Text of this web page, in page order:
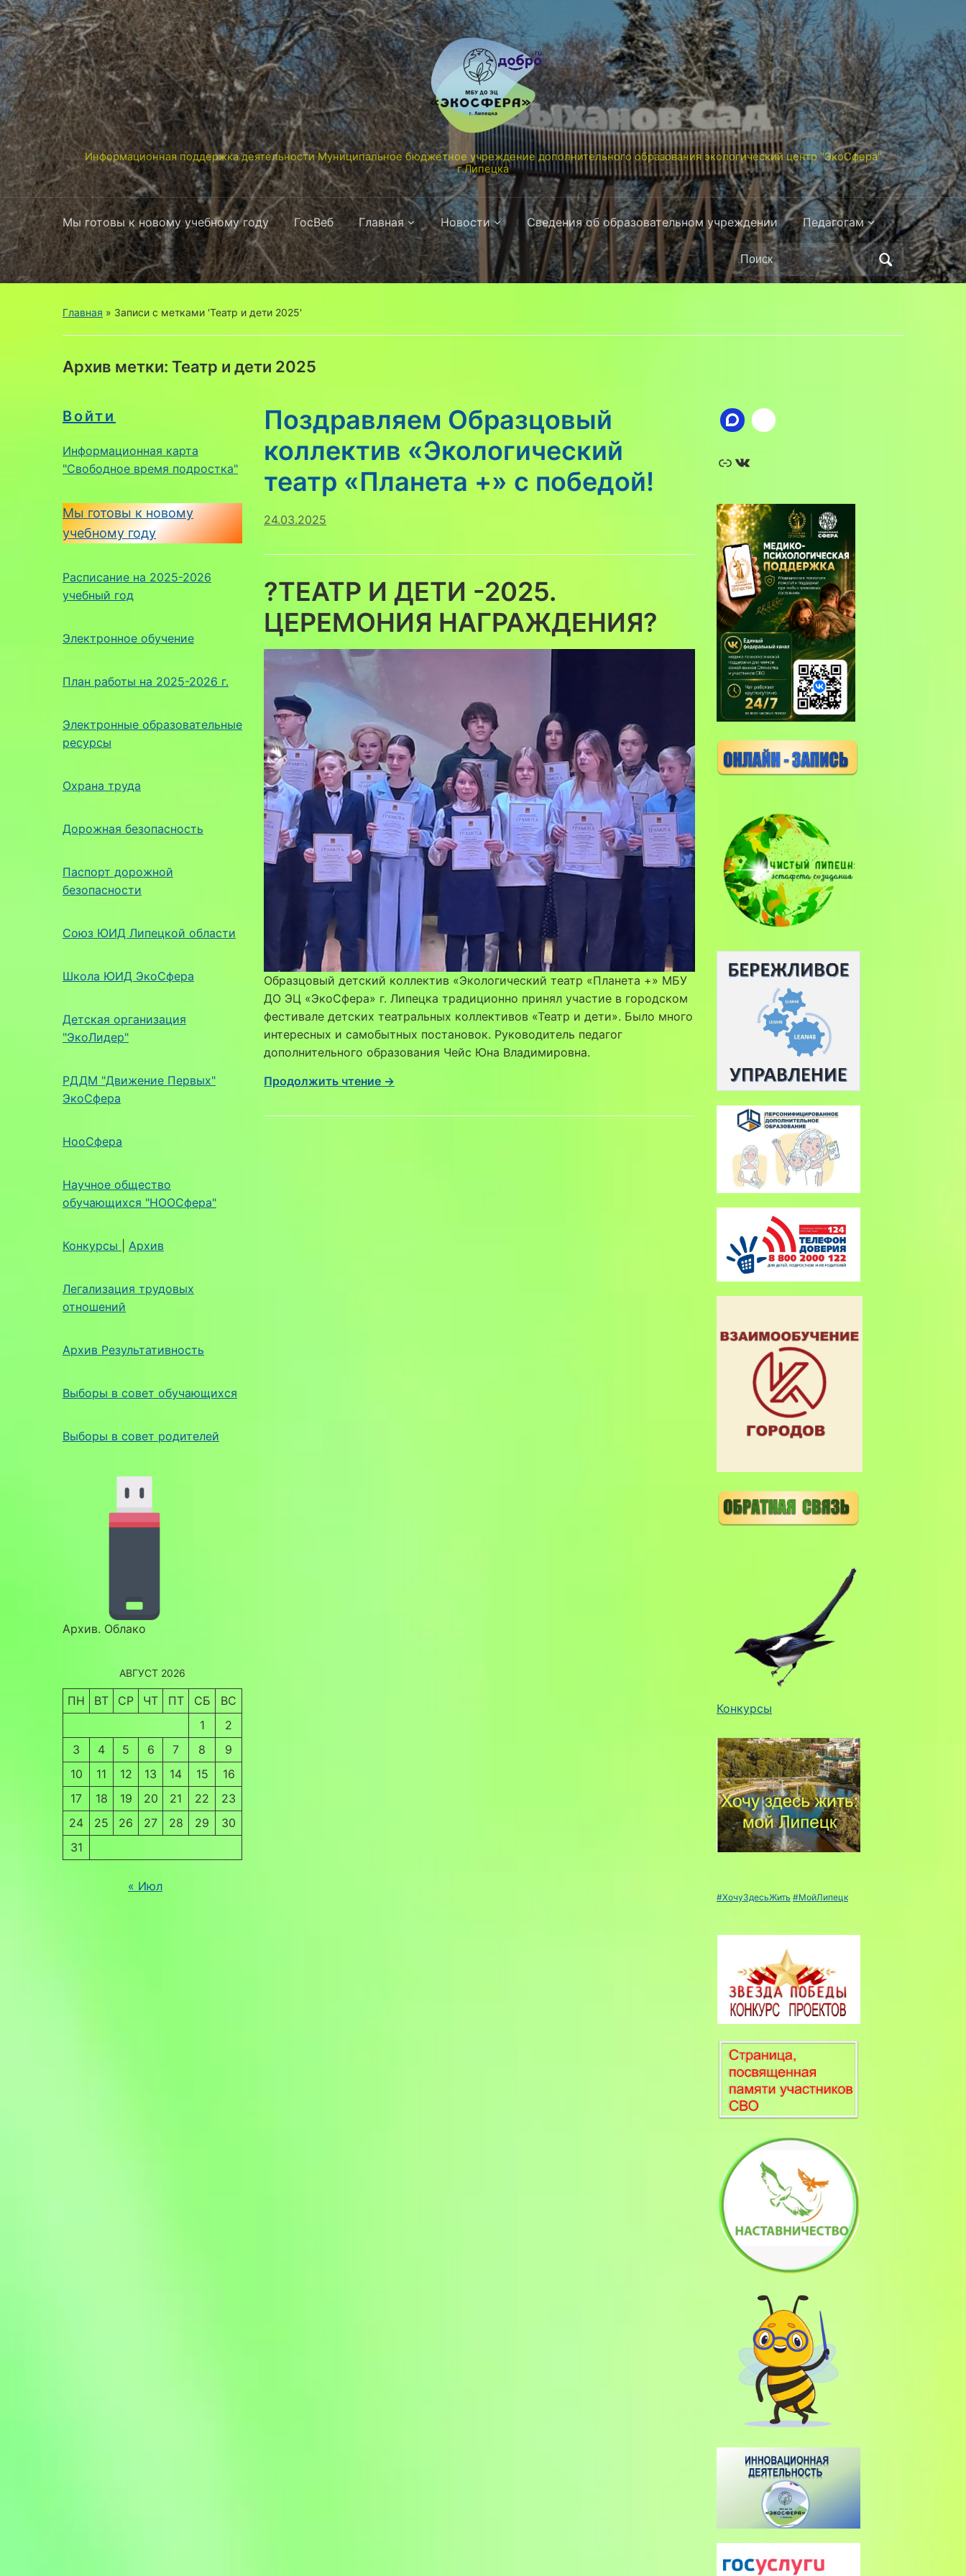
Информационная поддержка деятельности Муниципальное бюджетное учреждение дополнительного образования экологический центр "ЭкоСфера"
г.Липецка
Мы готовы к новому учебному году ГосВеб Главная Новости Сведения об образовательном учреждении Педагогам
Поиск
по:
Главная » Записи с метками 'Театр и дети 2025'
Архив метки: Театр и дети 2025
Войти
Информационная карта
"Свободное время подростка"
Мы готовы к новому
учебному году
Расписание на 2025-2026
учебный год
Электронное обучение
План работы на 2025-2026 г.
Электронные образовательные
ресурсы
Охрана труда
Дорожная безопасность
Паспорт дорожной
безопасности
Союз ЮИД Липецкой области
Школа ЮИД ЭкоСфера
Детская организация
"ЭкоЛидер"
РДДМ "Движение Первых"
ЭкоСфера
НооСфера
Научное общество
обучающихся "НООСфера"
Конкурсы Архив
Легализация трудовых
отношений
Архив Результативность
Выборы в совет обучающихся
Выборы в совет родителей
Архив. Облако
АВГУСТ 2026
ПН ВТ СР ЧТ ПТ СБ
ВС
1
2
3
4 5 6 7 8
9
10
11 12 13 14 15
16
17
18 19 20 21 22
23
24
25 26 27 28 29
30
31
« Июл
Поздравляем Образцовый
коллектив «Экологический
театр «Планета +» с победой!
24.03.2025
?ТЕАТР И ДЕТИ -2025.
ЦЕРЕМОНИЯ НАГРАЖДЕНИЯ?
Образцовый детский коллектив «Экологический театр «Планета +» МБУ
ДО ЭЦ «ЭкоСфера» г. Липецка традиционно принял участие в городском
фестивале детских театральных коллективов «Театр и дети». Было много
интересных и самобытных постановок. Руководитель педагог
дополнительного образования Чейс Юна Владимировна.
Продолжить чтение →
Ссылка
Конкурсы
#ХочуЗдесьЖить #МойЛипецк